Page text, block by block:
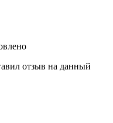
отзыв на данный